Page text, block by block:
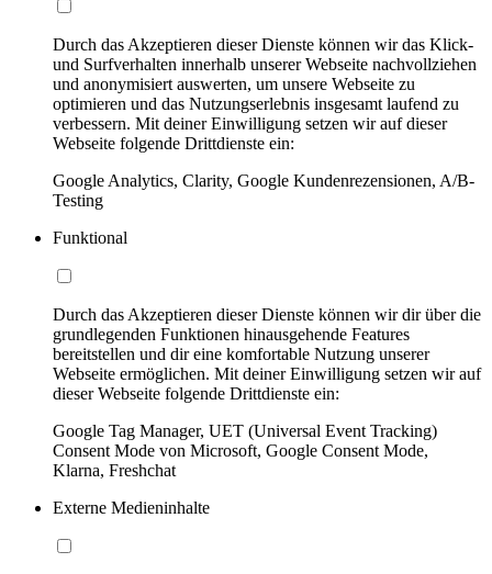
Durch das Akzeptieren dieser Dienste können wir das Klick-
und Surfverhalten innerhalb unserer Webseite nachvollziehen
und anonymisiert auswerten, um unsere Webseite zu
optimieren und das Nutzungserlebnis insgesamt laufend zu
verbessern. Mit deiner Einwilligung setzen wir auf dieser
Webseite folgende Drittdienste ein:
Google Analytics, Clarity, Google Kundenrezensionen, A/B-
Testing
Funktional
Durch das Akzeptieren dieser Dienste können wir dir über die
grundlegenden Funktionen hinausgehende Features
bereitstellen und dir eine komfortable Nutzung unserer
Webseite ermöglichen. Mit deiner Einwilligung setzen wir auf
dieser Webseite folgende Drittdienste ein:
Google Tag Manager, UET (Universal Event Tracking)
Consent Mode von Microsoft, Google Consent Mode,
Klarna, Freshchat
Externe Medieninhalte